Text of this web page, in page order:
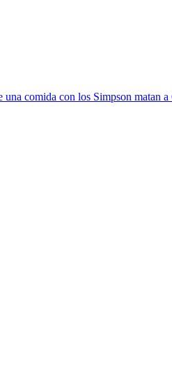
comida con los Simpson matan